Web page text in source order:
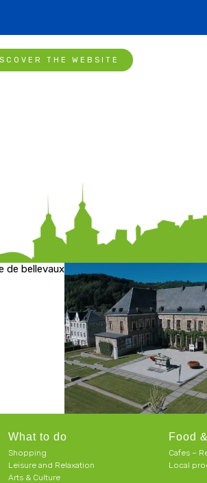
THE WEBSITE
de bellevaux
What to do
Shopping
Leisure and Relaxation
Arts & Culture
Food
Cafes –
Local